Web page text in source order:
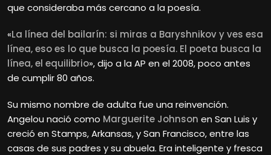
que consideraba más cercano a la poesía.
«La línea del bailarín: si miras a Baryshnikov y ves esa
línea, eso es lo que busca la poesía. El poeta busca la
línea, el equilibrio», dijo a la AP en el 2008, poco antes
de cumplir 80 años.
Su mismo nombre de adulta fue una reinvención.
Angelou nació como Marguerite Johnson en San Luis y
creció en Stamps, Arkansas, y San Francisco, entre las
casas de sus padres y su abuela. Era inteligente y fresca